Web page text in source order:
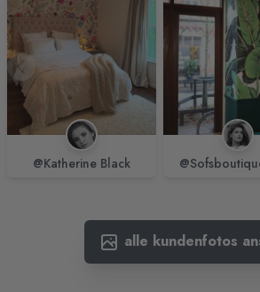
@Katherine Black
alle kundenfotos